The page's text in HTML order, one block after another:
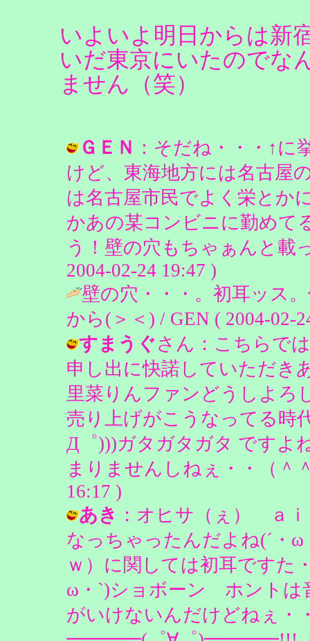
いよいよ明日からは新
いだ東京にいたのでな
ません（笑）
ＧＥＮ ：そだね・・・↑
けど、東海地方には名古屋
は名古屋市民でよく栄と
かあの某コンビニに勤めて
う！壁の穴もちゃぁんと載
2004-02-24 19:47 )
壁の穴・・・。初耳ッス
から(＞＜) / GEN ( 2004-02-
すまうぐさん：こちらで
申し出に快諾していただ
里菜りんファンどうしよ
売り上げがこうなってる時
Д゜)))ガタガタガタ ですよ
まりませんしねぇ・・（＾
16:17 )
あき ：オヒサ（ぇ） ａ
なっちゃったんだよね(´・
ｗ）に関しては初耳ですた
ω・`)ショボーン ホントは
がいけないんだけどねぇ